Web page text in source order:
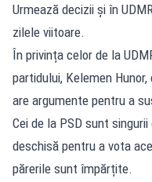
Urmează decizii și în
zilele viitoare.
În privința celor de la
partidului, Kelemen
are argumente pentru a
Cei de la PSD sunt
deschisă pentru a vota
părerile sunt împărțite.